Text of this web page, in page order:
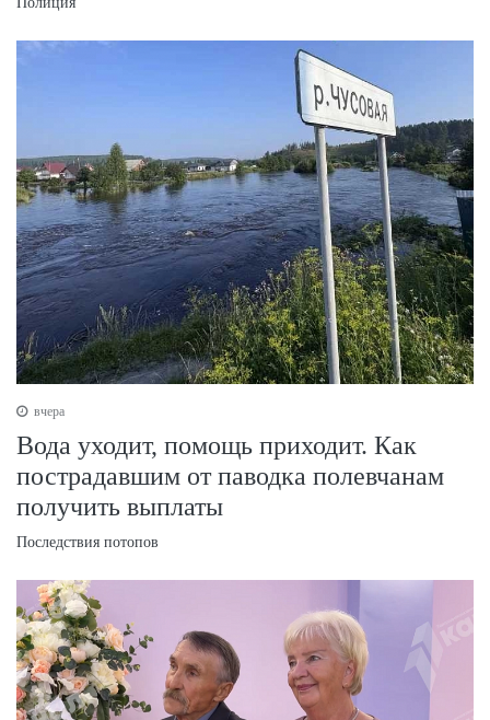
вчера
Вода уходит, помощь приходит. Как
пострадавшим от паводка полевчанам
получить выплаты
Последствия потопов